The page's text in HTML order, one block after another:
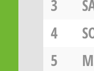
3
4
5